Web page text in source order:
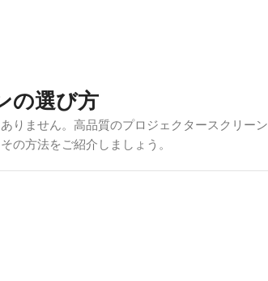
の選び方
ません。高品質のプロジェクタースクリー
の方法をご紹介しましょう。